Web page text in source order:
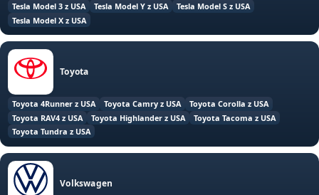
Tesla Model 3 z USA Tesla Model Y z USA
Tesla Model S z USA
Tesla Model X z USA
Toyota
Toyota 4Runner z USA Toyota Camry z USA
Toyota Corolla z USA
Toyota RAV4 z USA
Toyota Highlander z USA
Toyota Tacoma z USA
Toyota Tundra z USA
Volkswagen